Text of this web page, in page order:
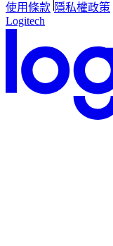
使用條款 隱私權政策
Logitech